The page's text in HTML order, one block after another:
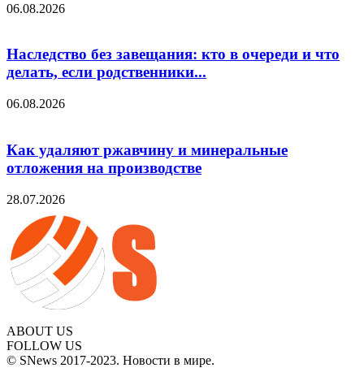
06.08.2026
Наследство без завещания: кто в очереди и что
делать, если родственники...
06.08.2026
Как удаляют ржавчину и минеральные
отложения на производстве
28.07.2026
ABOUT US
FOLLOW US
© SNews 2017-2023. Новости в мире.